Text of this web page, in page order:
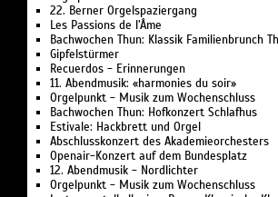
22. Berner Orgelspaziergang
Les Passions de l’Âme
Bachwochen Thun: Klassik Familienbrunch
Gipfelstürmer
Recuerdos - Erinnerungen
11. Abendmusik: «harmonies du soir»
Orgelpunkt - Musik zum Wochenschluss
Bachwochen Thun: Hofkonzert Schlafhus
Estivale: Hackbrett und Orgel
Abschlusskonzert des Akademieorchesters
Openair-Konzert auf dem Bundesplatz
12. Abendmusik - Nordlichter
Orgelpunkt - Musik zum Wochenschluss